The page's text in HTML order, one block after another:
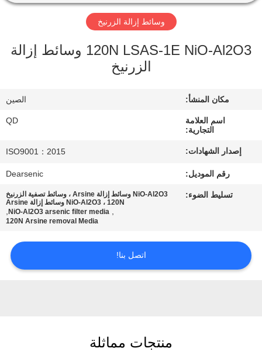
جولة
المعمل
جودة
اتصل
أخبار
حالات
خريطة
وسائط إزالة الزرنيخ
120N LSAS-1E NiO-Al2O3 وسائط إزالة
الزرنيخ
مكان المنشأ: الصين
اسم العلامة
التجارية:
QD
إصدار الشهادات: ISO9001：2015
رقم الموديل: Dearsenic
تسليط الضوء:
NiO-Al2O3 وسائط إزالة Arsine ، وسائط تصفية الزرنيخ
NiO-Al2O3 ، 120N وسائط إزالة Arsine
,
NiO-Al2O3 arsenic filter media
,
120N Arsine removal Media
اتصل بنا!
منتجات مماثلة